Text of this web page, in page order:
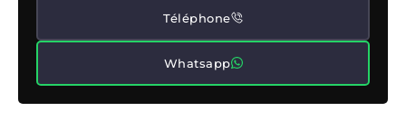
Téléphone
Whatsapp